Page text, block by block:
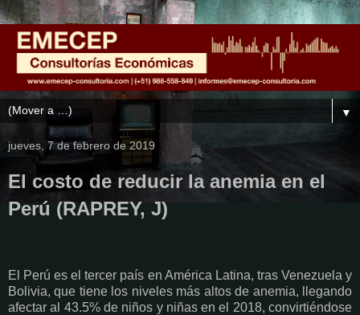
▼
jueves, 7 de febrero de 2019
El costo de reducir la anemia en el
Perú (RAPREY, J)
El Perú es el tercer país en América Latina, tras Venezuela y
Bolivia, que tiene los niveles más altos de anemia, llegando
afectar al 43.5% de niños y niñas en el 2018, convirtiéndose